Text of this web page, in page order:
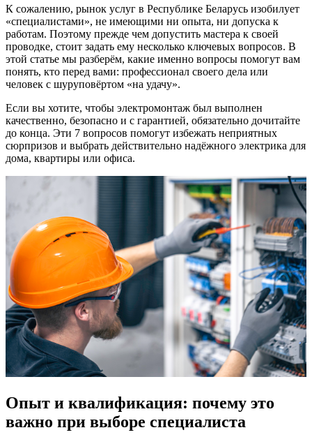
К сожалению, рынок услуг в Республике Беларусь изобилует
«специалистами», не имеющими ни опыта, ни допуска к
работам. Поэтому прежде чем допустить мастера к своей
проводке, стоит задать ему несколько ключевых вопросов. В
этой статье мы разберём, какие именно вопросы помогут вам
понять, кто перед вами: профессионал своего дела или
человек с шуруповёртом «на удачу».
Если вы хотите, чтобы электромонтаж был выполнен
качественно, безопасно и с гарантией, обязательно дочитайте
до конца. Эти 7 вопросов помогут избежать неприятных
сюрпризов и выбрать действительно надёжного электрика для
дома, квартиры или офиса.
Опыт и квалификация: почему это
важно при выборе специалиста